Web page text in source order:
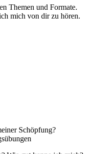
Themen und Formate.
mich von dir zu hören.
Schöpfung?